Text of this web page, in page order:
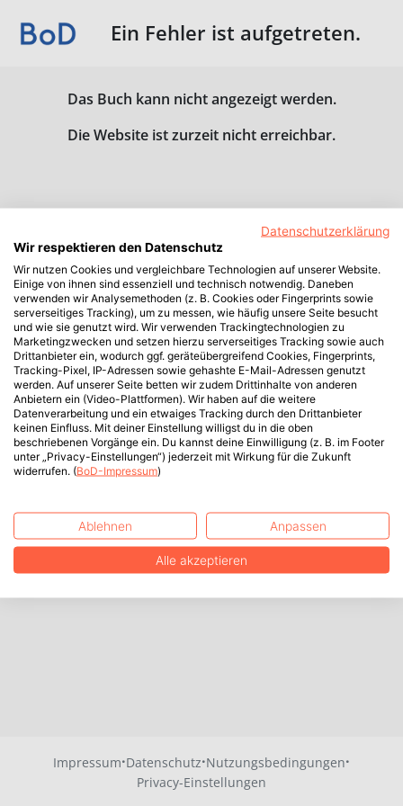
Ein Fehler ist aufgetreten.
Das Buch kann nicht angezeigt werden.
Die Website ist zurzeit nicht erreichbar.
Impressum·Datenschutz·Nutzungsbedingungen·
Privacy-Einstellungen
Datenschutzerklärung
Wir respektieren den Datenschutz
Wir nutzen Cookies und vergleichbare Technologien auf unserer Website.
Einige von ihnen sind essenziell und technisch notwendig. Daneben
verwenden wir Analysemethoden (z. B. Cookies oder Fingerprints sowie
serverseitiges Tracking), um zu messen, wie häufig unsere Seite besucht
und wie sie genutzt wird. Wir verwenden Trackingtechnologien zu
Marketingzwecken und setzen hierzu serverseitiges Tracking sowie auch
Drittanbieter ein, wodurch ggf. geräteübergreifend Cookies, Fingerprints,
Tracking-Pixel, IP-Adressen sowie gehashte E-Mail-Adressen genutzt
werden. Auf unserer Seite betten wir zudem Drittinhalte von anderen
Anbietern ein (Video-Plattformen). Wir haben auf die weitere
Datenverarbeitung und ein etwaiges Tracking durch den Drittanbieter
keinen Einfluss. Mit deiner Einstellung willigst du in die oben
beschriebenen Vorgänge ein. Du kannst deine Einwilligung (z. B. im Footer
unter „Privacy-Einstellungen“) jederzeit mit Wirkung für die Zukunft
widerrufen. (BoD-Impressum)
Ablehnen Anpassen
Alle akzeptieren